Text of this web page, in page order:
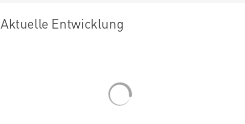
Aktuelle Entwicklung